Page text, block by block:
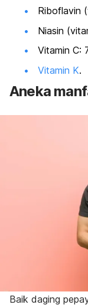
Riboflavin
Niasin
Vitamin C:
Vitamin K.
Aneka
Baik daging